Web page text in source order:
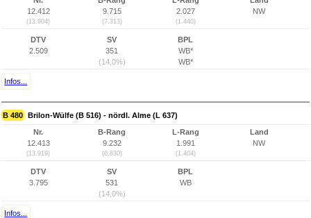
12.412
(13.904)
9.715
(7.313)
2.027
(1.440)
NW
DTV
2.509
SV
351
(14,0%)
BPL
WB*
WB*
Infos...
B 480 Brilon-Wülfe (B 516) - nördl. Alme (L 637)
Nr.
12.413
(13.919)
B-Rang
9.232
(6.830)
L-Rang
1.991
(1.404)
Land
NW
DTV
3.795
SV
531
(14,0%)
BPL
WB
Infos...